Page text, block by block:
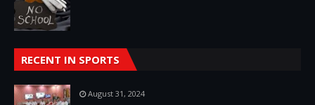
RECENT IN SPORTS
August 31, 2024